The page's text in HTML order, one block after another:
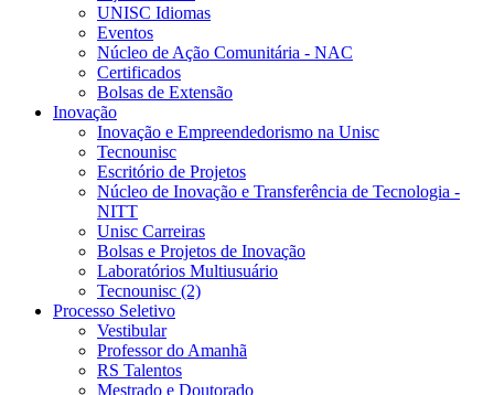
UNISC Idiomas
Eventos
Núcleo de Ação Comunitária - NAC
Certificados
Bolsas de Extensão
Inovação
Inovação e Empreendedorismo na Unisc
Tecnounisc
Escritório de Projetos
Núcleo de Inovação e Transferência de Tecnologia -
NITT
Unisc Carreiras
Bolsas e Projetos de Inovação
Laboratórios Multiusuário
Tecnounisc (2)
Processo Seletivo
Vestibular
Professor do Amanhã
RS Talentos
Mestrado e Doutorado